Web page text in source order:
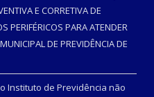
E CORRETIVA DE
PERIFÉRICOS PARA ATENDER
DE PREVIDÊNCIA DE
Instituto de Previdência não